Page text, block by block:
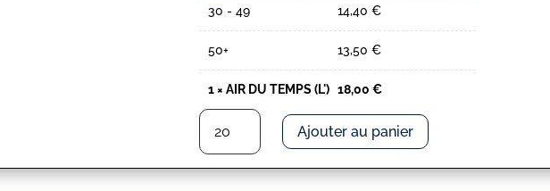
30 - 49 14,40 €
50+ 13,50 €
1 ×AIR DU TEMPS (L') 18,00 €
quantité
AIR
DU
Ajouter au panier